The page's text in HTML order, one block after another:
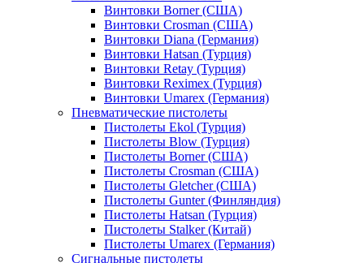
Винтовки Borner (США)
Винтовки Crosman (США)
Винтовки Diana (Германия)
Винтовки Hatsan (Турция)
Винтовки Retay (Турция)
Винтовки Reximex (Турция)
Винтовки Umarex (Германия)
Пневматические пистолеты
Пистолеты Ekol (Турция)
Пистолеты Blow (Турция)
Пистолеты Borner (США)
Пистолеты Crosman (США)
Пистолеты Gletcher (США)
Пистолеты Gunter (Финляндия)
Пистолеты Hatsan (Турция)
Пистолеты Stalker (Китай)
Пистолеты Umarex (Германия)
Сигнальные пистолеты